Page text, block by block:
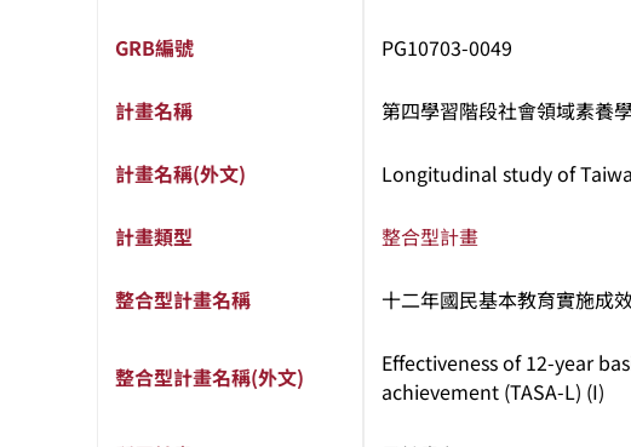
GRB編號 PG10703-0049
計畫名稱 第四學習階段社會領域素養
計畫名稱(外文) Longitudinal study of
計畫類型 整合型計畫
整合型計畫名稱 十二年國民基本教育實施成
整合型計畫名稱(外文)
Effectiveness of 12-year
achievement (TASA-L) (I)